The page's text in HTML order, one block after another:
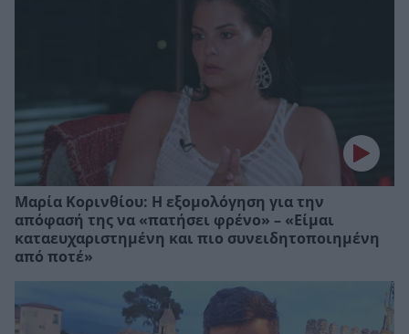
Μαρία Κορινθίου: Η εξομολόγηση για την
απόφασή της να «πατήσει φρένο» – «Είμαι
καταευχαριστημένη και πιο συνειδητοποιημένη
από ποτέ»